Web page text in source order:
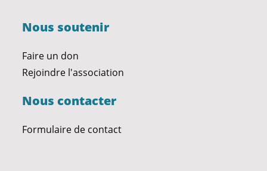
Nous soutenir
Faire un don
Rejoindre l'association
Nous contacter
Formulaire de contact